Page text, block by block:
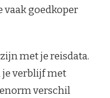
vaak goedkoper
met je reisdata.
je verblijf met
enorm verschil